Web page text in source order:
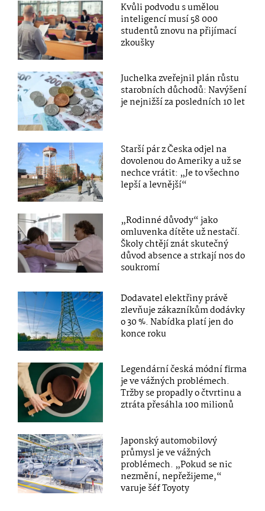
Kvůli podvodu s umělou
inteligencí musí 58 000
studentů znovu na přijímací
zkoušky
Juchelka zveřejnil plán růstu
starobních důchodů: Navýšení
je nejnižší za posledních 10 let
Starší pár z Česka odjel na
dovolenou do Ameriky a už se
nechce vrátit: „Je to všechno
lepší a levnější“
„Rodinné důvody“ jako
omluvenka dítěte už nestačí.
Školy chtějí znát skutečný
důvod absence a strkají nos do
soukromí
Dodavatel elektřiny právě
zlevňuje zákazníkům dodávky
o 30 %. Nabídka platí jen do
konce roku
Legendární česká módní firma
je ve vážných problémech.
Tržby se propadly o čtvrtinu a
ztráta přesáhla 100 milionů
Japonský automobilový
průmysl je ve vážných
problémech. „Pokud se nic
nezmění, nepřežijeme,“
varuje šéf Toyoty